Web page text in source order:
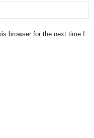
browser for the next time I